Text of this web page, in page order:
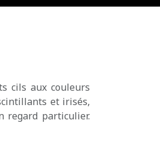
cils aux couleurs
et irisés,
regard particulier.